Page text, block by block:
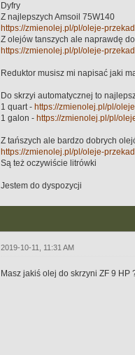
Dyfry
Z najlepszych Amsoil 75W140
https://zmienolej.pl/pl/oleje-
Z olejów tanszych ale naprawdę
https://zmienolej.pl/pl/oleje-
Reduktor musisz mi napisać jaki
Do skrzyi automatycznej to
1 quart - https://zmienolej.pl/pl/
1 galon - https://zmienolej.pl/pl/
Z tańszych ale bardzo dobrych
https://zmienolej.pl/pl/oleje-
Są też oczywiście litrówki
Jestem do dyspozycji
2019-10-11, 11:31 AM
Masz jakiś olej do skrzyni ZF 9 HP